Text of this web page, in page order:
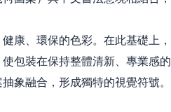
康、環保的色彩。在此基礎上，
包裝在保持整體清新、專業感的
象融合，形成獨特的視覺符號。